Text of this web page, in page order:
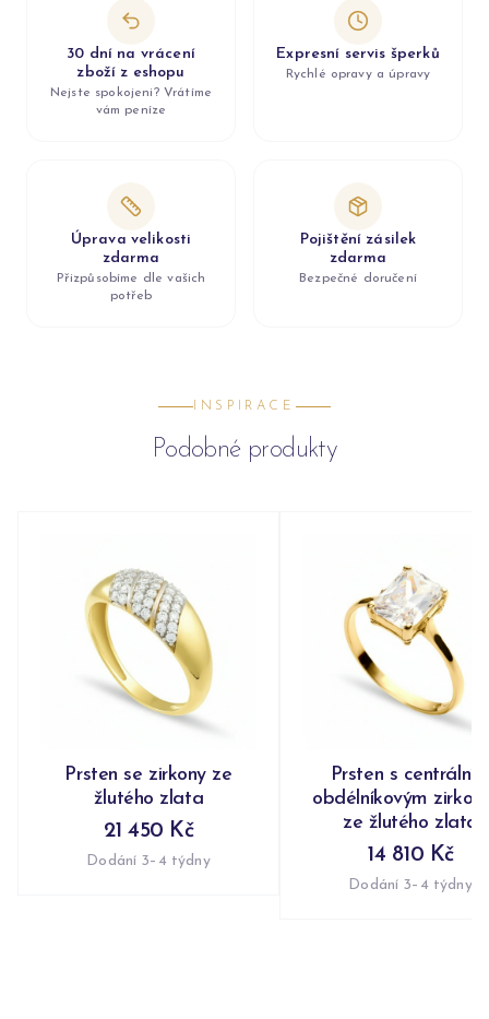
30 dní na vrácení
zboží z eshopu
Nejste spokojeni? Vrátíme
vám peníze
Expresní servis šperků
Rychlé opravy a úpravy
Úprava velikosti
zdarma
Přizpůsobíme dle vašich
potřeb
Pojištění zásilek
zdarma
Bezpečné doručení
INSPIRACE
Podobné produkty
Prsten se zirkony ze
žlutého zlata
21 450 Kč
Dodání 3–4 týdny
Prsten s
obdélníkovým
ze žlutého zlata
14 810 Kč
Dodání 3–4 týdny